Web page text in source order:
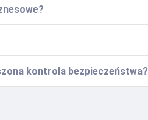
kontrola bezpieczeństwa?